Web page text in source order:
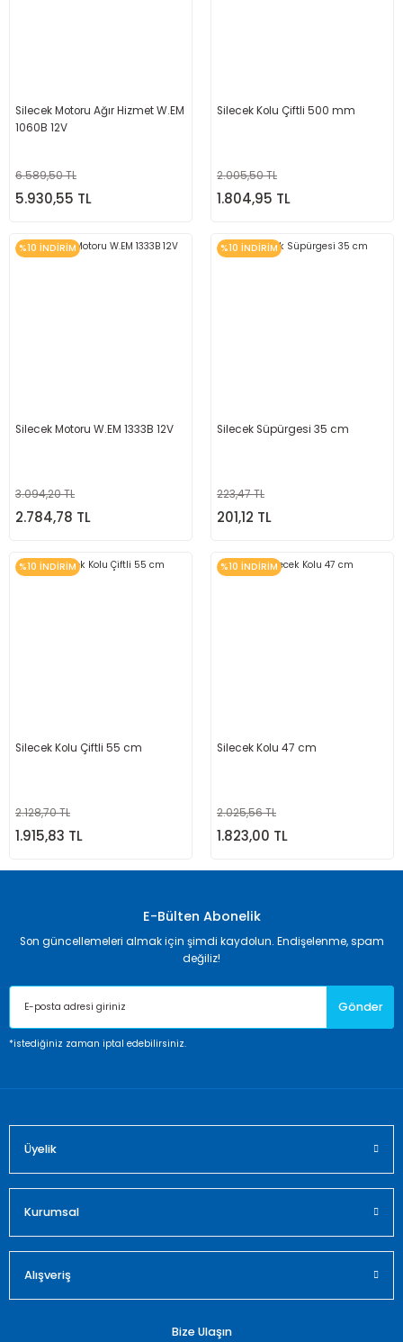
Silecek Motoru Ağır Hizmet W.EM
1060B 12V
6.589,50 TL
5.930,55 TL
Silecek Kolu Çiftli 500 mm
2.005,50 TL
1.804,95 TL
%10 İNDİRİM
Silecek Motoru W.EM 1333B 12V
3.094,20 TL
2.784,78 TL
%10 İNDİRİM
Silecek Süpürgesi 35 cm
223,47 TL
201,12 TL
%10 İNDİRİM
Silecek Kolu Çiftli 55 cm
2.128,70 TL
1.915,83 TL
%10 İNDİRİM
Silecek Kolu 47 cm
2.025,56 TL
1.823,00 TL
E-Bülten Abonelik
Son güncellemeleri almak için şimdi kaydolun. Endişelenme, spam
değiliz!
Gönder
*istediğiniz zaman iptal edebilirsiniz.
Üyelik
Kurumsal
Alışveriş
Bize Ulaşın